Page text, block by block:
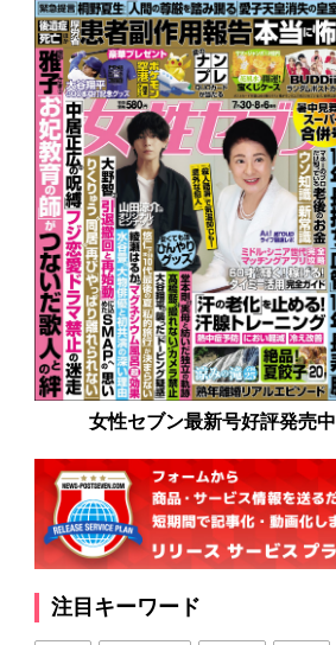
女性セブン最新号好評発売中
注目キーワード